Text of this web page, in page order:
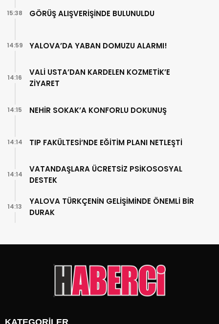
GÖRÜŞ ALIŞVERİŞİNDE BULUNULDU
15:38
YALOVA’DA YABAN DOMUZU ALARMI!
14:59
VALİ USTA’DAN KARDELEN KOZMETİK’E
ZİYARET
14:16
NEHİR SOKAK’A KONFORLU DOKUNUŞ
14:15
TIP FAKÜLTESİ’NDE EĞİTİM PLANI NETLEŞTİ
14:14
VATANDAŞLARA ÜCRETSİZ PSİKOSOSYAL
DESTEK
14:14
YALOVA TÜRKÇENİN GELİŞİMİNDE ÖNEMLİ BİR
DURAK
14:13